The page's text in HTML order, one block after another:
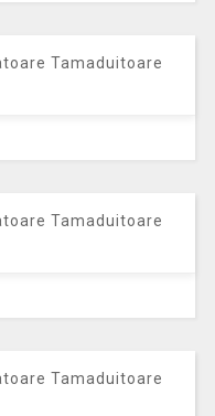
Tamaduitoare
Tamaduitoare
Tamaduitoare